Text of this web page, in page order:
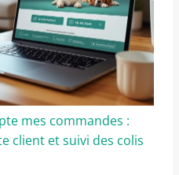
mes commandes :
client et suivi des colis